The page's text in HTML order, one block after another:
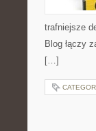
trafniejsze
Blog łączy
[…]